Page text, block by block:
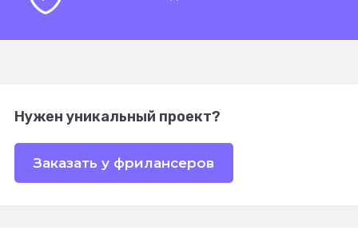
Нужен уникальный проект?
Заказать у фрилансеров